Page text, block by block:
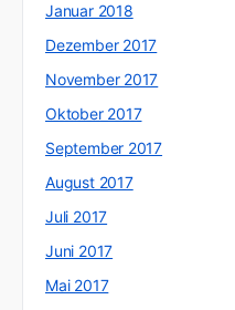
Januar 2018
Dezember 2017
November 2017
Oktober 2017
September 2017
August 2017
Juli 2017
Juni 2017
Mai 2017